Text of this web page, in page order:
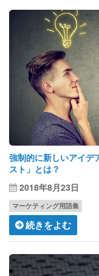
強制的に新しいアイデ
スト」とは？
2018年8月23日
マーケティング用語集
続きをよむ